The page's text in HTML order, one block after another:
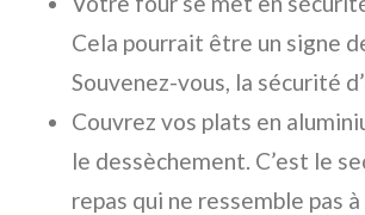
Cela pourrait être un signe
Souvenez-vous, la sécurité
Couvrez vos plats en
le dessèchement. C’est le
repas qui ne ressemble pas à